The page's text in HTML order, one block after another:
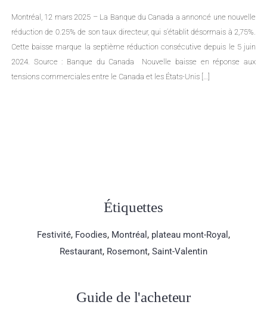
Montréal, 12 mars 2025 – La Banque du Canada a annoncé une nouvelle
réduction de 0.25% de son taux directeur, qui s’établit désormais à 2,75%.
Cette baisse marque la septième réduction consécutive depuis le 5 juin
2024. Source : Banque du Canada Nouvelle baisse en réponse aux
tensions commerciales entre le Canada et les États-Unis […]
Étiquettes
Festivité, Foodies, Montréal , plateau mont-Royal ,
Restaurant, Rosemont, Saint-Valentin
Guide de l'acheteur